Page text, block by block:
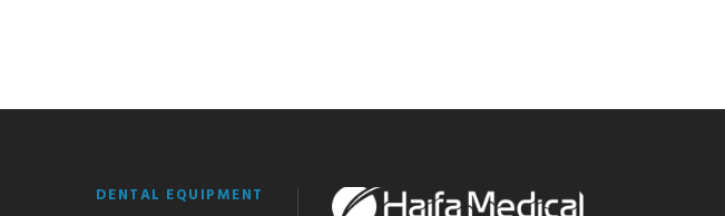
DENTAL EQUIPMENT